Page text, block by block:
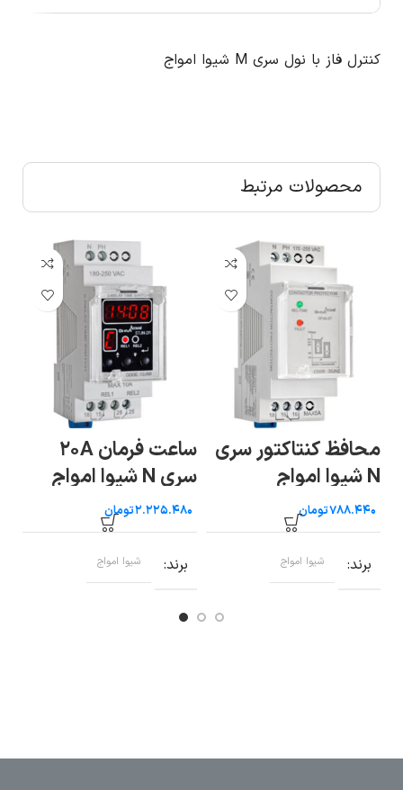
کنترل فاز با نول سری M شیوا امواج
محصولات مرتبط
محافظ کنتاکتور سری
N شیوا امواج
تومان
برند شیوا امواج
ساعت فرمان ۲۰A
سری N شیوا امواج
تومان
برند شیوا امواج